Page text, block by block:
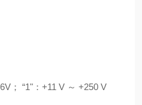
； “1"：+11 V ～ +250 V